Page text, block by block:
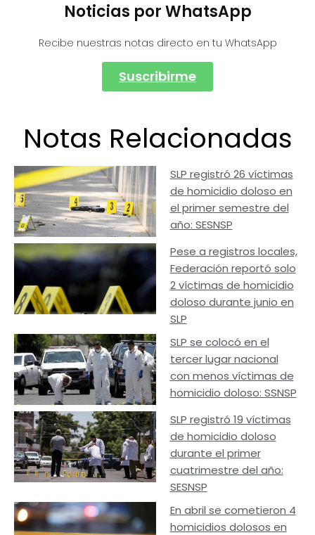
Noticias por WhatsApp
Recibe nuestras notas directo en tu WhatsApp
Suscribirme
Notas Relacionadas
SLP registró 26 víctimas
de homicidio doloso en
el primer semestre del
año: SESNSP
Pese a registros locales,
Federación reportó solo
2 víctimas de homicidio
doloso durante junio en
SLP
SLP se colocó en el
tercer lugar nacional
con menos víctimas de
homicidio doloso: SSNSP
SLP registró 19 víctimas
de homicidio doloso
durante el primer
cuatrimestre del año:
SESNSP
En abril se cometieron 4
homicidios dolosos en